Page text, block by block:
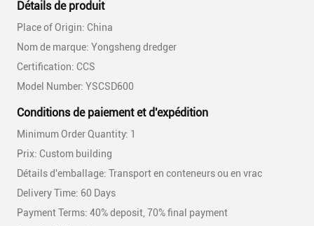
Détails de produit
Place of Origin: China
Nom de marque: Yongsheng dredger
Certification: CCS
Model Number: YSCSD600
Conditions de paiement et d'expédition
Minimum Order Quantity: 1
Prix: Custom building
Détails d'emballage: Transport en conteneurs ou en vrac
Delivery Time: 60 Days
Payment Terms: 40% deposit, 70% final payment